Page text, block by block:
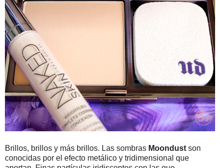
Brillos, brillos y más brillos. Las sombras Moondust son
conocidas por el efecto metálico y tridimensional que